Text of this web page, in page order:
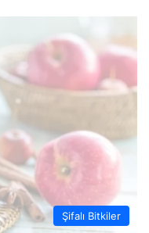
Şifalı Bitkiler